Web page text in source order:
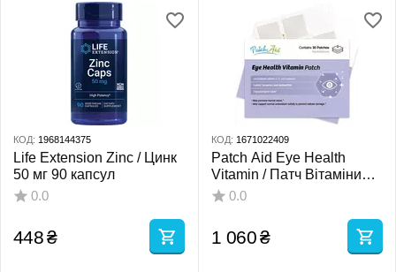
КОД: 1968144375
Life Extension Zinc / Цинк
50 мг 90 капсул
0.0
448₴
КОД: 1671022409
Patch Aid Eye Health
Vitamin / Патч Вітаміни
для здоров'я очей -
0.0
1 060₴